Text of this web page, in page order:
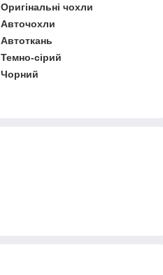
Оригінальні чохли
Авточохли
Автоткань
Темно-сірий
Чорний